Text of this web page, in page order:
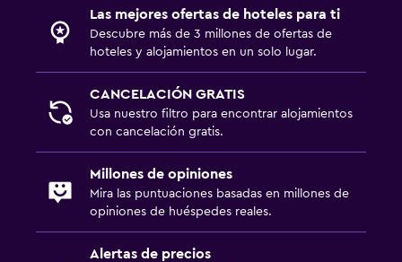
Las mejores ofertas de hoteles para ti
Descubre más de 3 millones de ofertas de
hoteles y alojamientos en un solo lugar.
CANCELACIÓN GRATIS
Usa nuestro filtro para encontrar alojamientos
con cancelación gratis.
Millones de opiniones
Mira las puntuaciones basadas en millones de
opiniones de huéspedes reales.
Alertas de precios